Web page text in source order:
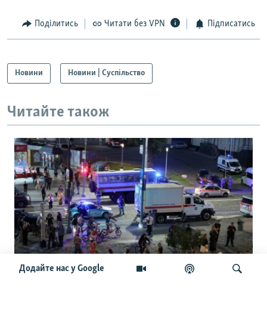
Додайте нас у Google
Поділитись Читати без VPN Підписатись
Новини Новини | Суспільство
Читайте також